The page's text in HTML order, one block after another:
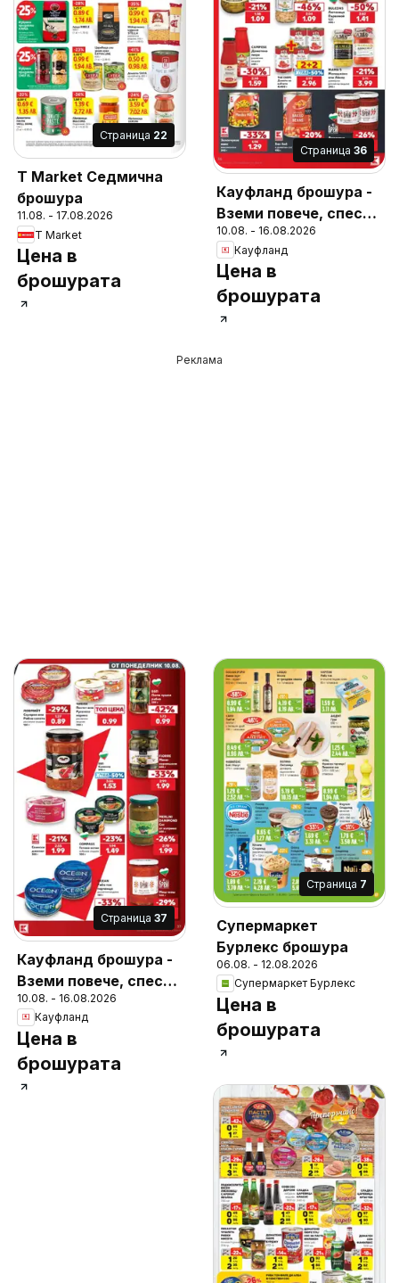
Cтраница 22
T Market Седмична
брошура
11.08. - 17.08.2026
T Market
Цена в
брошурата
Cтраница 36
Кауфланд брошура -
Вземи повече, спести
повече с Kaufland с
валидност до
16.08.2026
10.08. - 16.08.2026
Кауфланд
Цена в
брошурата
Реклама
Cтраница 37
Кауфланд брошура -
Вземи повече, спести
повече с Kaufland с
валидност до
16.08.2026
10.08. - 16.08.2026
Кауфланд
Цена в
брошурата
Cтраница 7
Супермаркет
Бурлекс брошура
06.08. - 12.08.2026
Супермаркет Бурлекс
Цена в
брошурата